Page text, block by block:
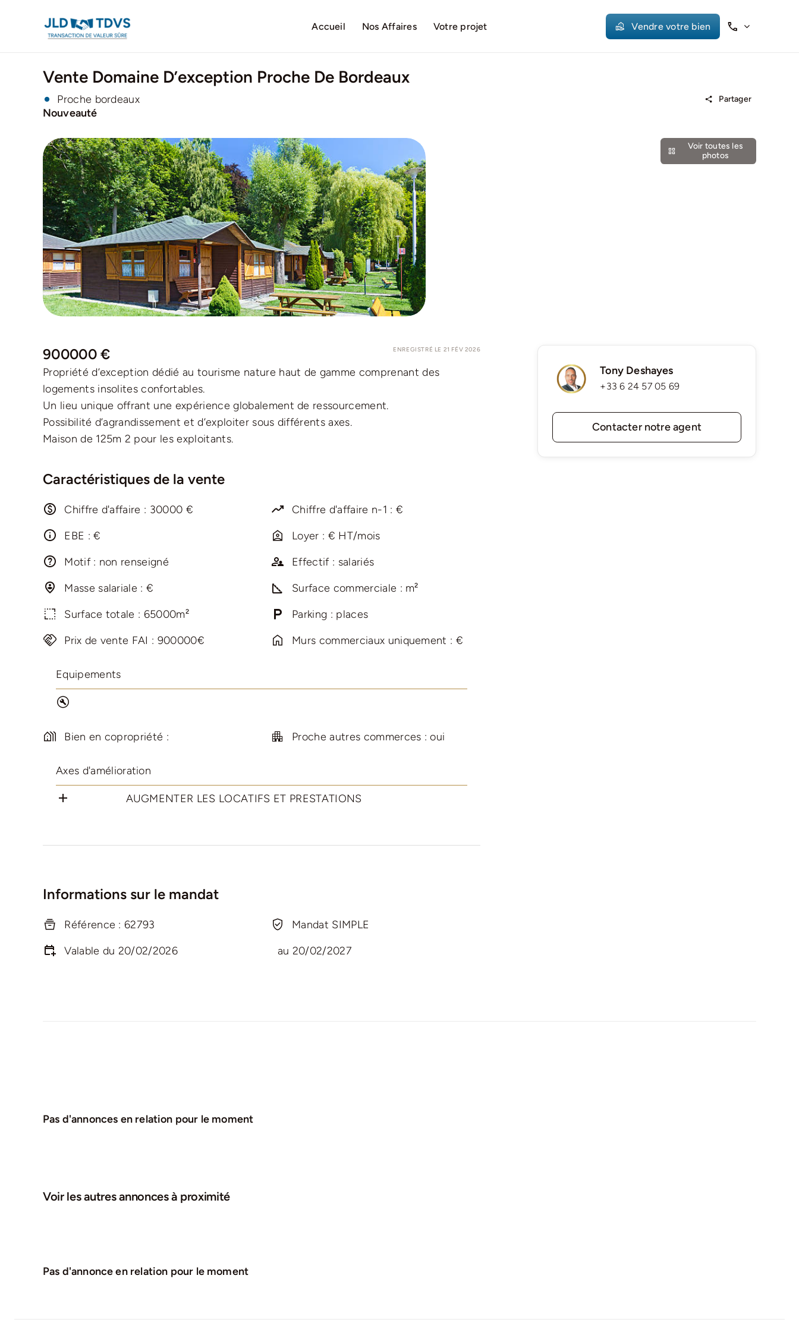
Accueil Nos Affaires Votre projet Vendre votre bien
Vente Domaine D’exception Proche De Bordeaux
Proche bordeaux
Nouveauté
Partager
Voir toutes les
photos
900000 € ENREGISTRÉ LE 21 FÉV 2026
Propriété d’exception dédié au tourisme nature haut de gamme comprenant des
logements insolites confortables.
Un lieu unique offrant une expérience globalement de ressourcement.
Possibilité d’agrandissement et d’exploiter sous différents axes.
Maison de 125m 2 pour les exploitants.
Caractéristiques de la vente
Chiffre d'affaire : 30000 €
Chiffre d'affaire n-1 : €
EBE : €
Loyer : € HT/mois
Motif : non renseigné
Effectif : salariés
Masse salariale : €
Surface commerciale : m²
Surface totale : 65000m²
Parking : places
Prix de vente FAI : 900000€
Murs commerciaux uniquement : €
Equipements
Bien en copropriété : Proche autres commerces : oui
Axes d'amélioration
AUGMENTER LES LOCATIFS ET PRESTATIONS
Informations sur le mandat
Référence : 62793
Mandat SIMPLE
Valable du 20/02/2026
au 20/02/2027
Tony Deshayes
+33 6 24 57 05 69
Contacter notre agent
Pas d'annonces en relation pour le moment
Voir les autres annonces à proximité
Pas d'annonce en relation pour le moment